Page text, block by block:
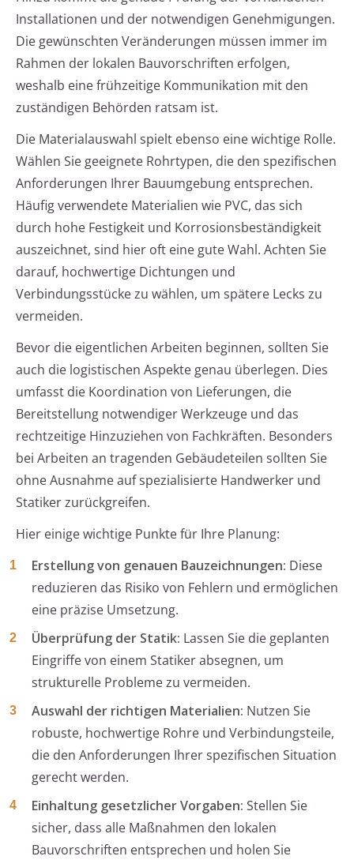
Installationen und der notwendigen Genehmigungen.
Die gewünschten Veränderungen müssen immer im
Rahmen der lokalen Bauvorschriften erfolgen,
weshalb eine frühzeitige Kommunikation mit den
zuständigen Behörden ratsam ist.
Die Materialauswahl spielt ebenso eine wichtige Rolle.
Wählen Sie geeignete Rohrtypen, die den spezifischen
Anforderungen Ihrer Bauumgebung entsprechen.
Häufig verwendete Materialien wie PVC, das sich
durch hohe Festigkeit und Korrosionsbeständigkeit
auszeichnet, sind hier oft eine gute Wahl. Achten Sie
darauf, hochwertige Dichtungen und
Verbindungsstücke zu wählen, um spätere Lecks zu
vermeiden.
Bevor die eigentlichen Arbeiten beginnen, sollten Sie
auch die logistischen Aspekte genau überlegen. Dies
umfasst die Koordination von Lieferungen, die
Bereitstellung notwendiger Werkzeuge und das
rechtzeitige Hinzuziehen von Fachkräften. Besonders
bei Arbeiten an tragenden Gebäudeteilen sollten Sie
ohne Ausnahme auf spezialisierte Handwerker und
Statiker zurückgreifen.
Hier einige wichtige Punkte für Ihre Planung:
Erstellung von genauen Bauzeichnungen: Diese
reduzieren das Risiko von Fehlern und ermöglichen
eine präzise Umsetzung.
Überprüfung der Statik: Lassen Sie die geplanten
Eingriffe von einem Statiker absegnen, um
strukturelle Probleme zu vermeiden.
Auswahl der richtigen Materialien: Nutzen Sie
robuste, hochwertige Rohre und Verbindungsteile,
die den Anforderungen Ihrer spezifischen Situation
gerecht werden.
Einhaltung gesetzlicher Vorgaben: Stellen Sie
sicher, dass alle Maßnahmen den lokalen
Bauvorschriften entsprechen und holen Sie